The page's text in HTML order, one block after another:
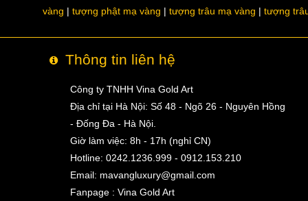
vàng
tượng phật mạ vàng tượng trâu mạ vàng tượng
Thông tin liên hệ
Công ty TNHH Vina Gold Art
Địa chỉ tại Hà Nội: Số 48 - Ngõ 26 - Nguyên Hồng
- Đống Đa - Hà Nội.
Giờ làm việc: 8h - 17h (nghỉ CN)
Hotline: 0242.1236.999 - 0912.153.210
Email: mavangluxury@gmail.com
Fanpage : Vina Gold Art